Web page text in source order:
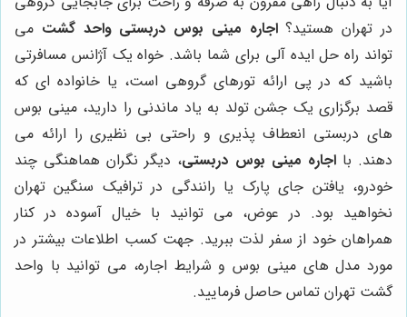
در تهران هستید؟اجاره مینی بوس دربستی واحد گشت می
تواند راه حل ایده آلی برای شما باشد. خواه یک آژانس مسافرتی
باشید که در پی ارائه تورهای گروهی است، یا خانواده ای که
قصد برگزاری یک جشن تولد به یاد ماندنی را دارید، مینی بوس
های دربستی انعطاف پذیری و راحتی بی نظیری را ارائه می
دهند. بااجاره مینی بوس دربستی، دیگر نگران هماهنگی چند
خودرو، یافتن جای پارک یا رانندگی در ترافیک سنگین تهران
نخواهید بود. در عوض، می توانید با خیال آسوده در کنار
همراهان خود از سفر لذت ببرید. جهت کسب اطلاعات بیشتر در
مورد مدل های مینی بوس و شرایط اجاره، می توانید با واحد
گشت تهران تماس حاصل فرمایید.